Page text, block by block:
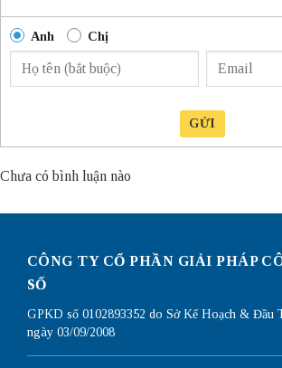
Anh Chị
GỬI
Chưa có bình luận nào
CÔNG TY CỔ PHẦN GIẢI PHÁP
SỐ
GPKD số 0102893352 do Sở Kế Hoạch & Đầu
ngày 03/09/2008